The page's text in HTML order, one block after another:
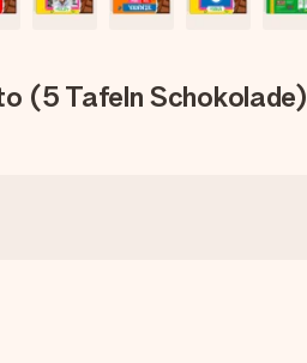
(5 Tafeln Schokolade)